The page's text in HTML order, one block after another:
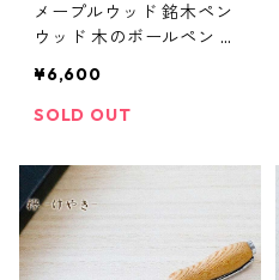
メープルウッド 銘木ペン
ウッド 木のボールペン ク
¥6,600
SOLD OUT